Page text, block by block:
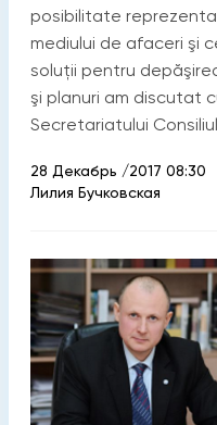
posibilitate
mediului de afaceri şi
soluţii pentru
şi planuri am discutat
Secretariatului
28 Декабрь /2017 08:30
Лилия Бучковская